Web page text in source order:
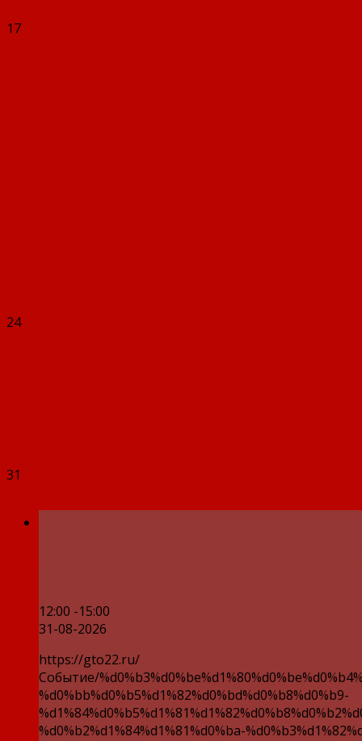
17
24
31
12:00 -15:00
31-08-2026
https://gto22.ru/
Событие/
%d0%bb%d0%b5%d1%82%d0%bd%d0%b8%d0%b9-
%d0%b2%d1%84%d1%81%d0%ba-